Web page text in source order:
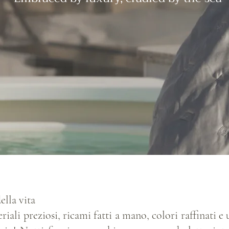
vita
preziosi, ricami fatti a mano, colori raffinati e